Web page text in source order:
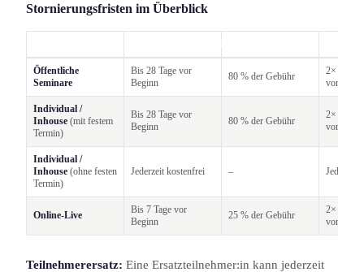
Stornierungs­fristen im Überblick
Öffentliche
Seminare
Bis 28 Tage vor
Beginn
80 % der Gebühr
2×
vor
Individual /
Inhouse (mit festem
Termin)
Bis 28 Tage vor
Beginn
80 % der Gebühr
2×
vor
Individual /
Inhouse (ohne festen
Termin)
Jederzeit kostenfrei – Jederzeit
Online-Live
Bis 7 Tage vor
Beginn
25 % der Gebühr
2×
vor
Teilnehmerersatz: Eine Ersatzteilnehmer:in kann jederzeit